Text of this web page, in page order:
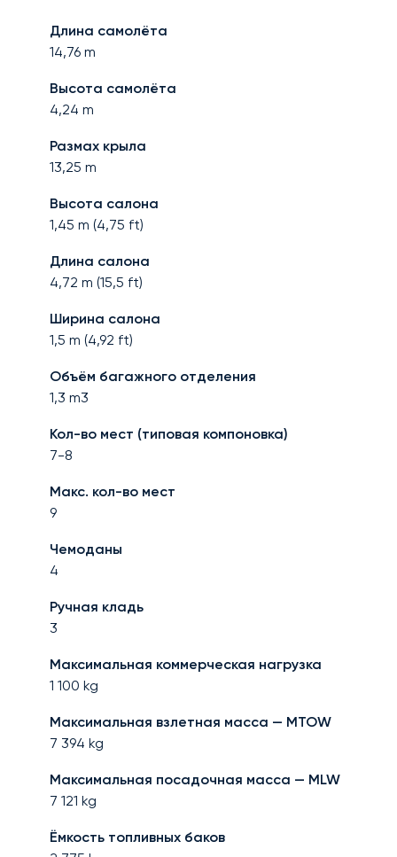
Длина самолёта
14,76 m
Высота самолёта
4,24 m
Размах крыла
13,25 m
Высота салона
1,45 m (4,75 ft)
Длина салона
4,72 m (15,5 ft)
Ширина салона
1,5 m (4,92 ft)
Объём багажного отделения
1,3 m3
Кол-во мест (типовая компоновка)
7-8
Макс. кол-во мест
9
Чемоданы
4
Ручная кладь
3
Максимальная коммерческая нагрузка
1 100 kg
Максимальная взлетная масса — MTOW
7 394 kg
Максимальная посадочная масса — MLW
7 121 kg
Ёмкость топливных баков